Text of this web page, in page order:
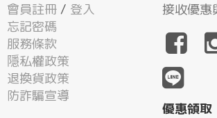
會員註冊 / 登入
忘記密碼
服務條款
隱私權政策
退換貨政策
防詐騙宣導
接收優惠
優惠領取